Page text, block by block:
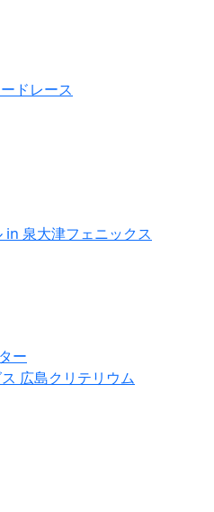
ドレース
泉大津フェニックス
ー
広島クリテリウム